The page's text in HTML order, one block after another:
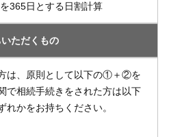
365日とする日割計算
いただくもの
は、原則として以下の①＋②を
で相続手続きをされた方は以下
かをお持ちください。